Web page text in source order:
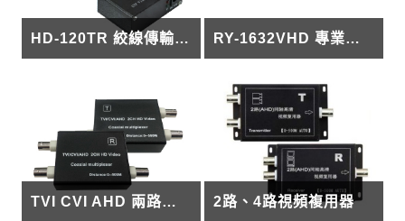
HD-120TR 絞線傳輸放大器 RY-1632VHD 專業型 HD視頻分配器
TVI CVI AHD 兩路同軸高清視頻複用器 2路、4路視頻複用器